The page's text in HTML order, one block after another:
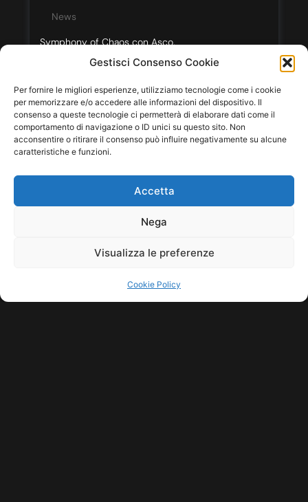
Gestisci Consenso Cookie
Per fornire le migliori esperienze, utilizziamo tecnologie come i cookie
per memorizzare e/o accedere alle informazioni del dispositivo. Il
consenso a queste tecnologie ci permetterà di elaborare dati come il
comportamento di navigazione o ID unici su questo sito. Non
acconsentire o ritirare il consenso può influire negativamente su alcune
caratteristiche e funzioni.
Accetta
Nega
Visualizza le preferenze
Cookie Policy
News
Symphony of Chaos con Asco.
Leggi tutto...
COPYRIGHT © 2026 SINDACATO DEL SUONO | MADE WITH
BY KDOPE